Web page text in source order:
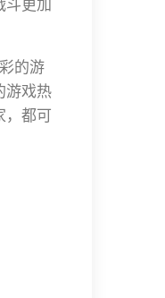
斗更加
的游
游戏热
，都可